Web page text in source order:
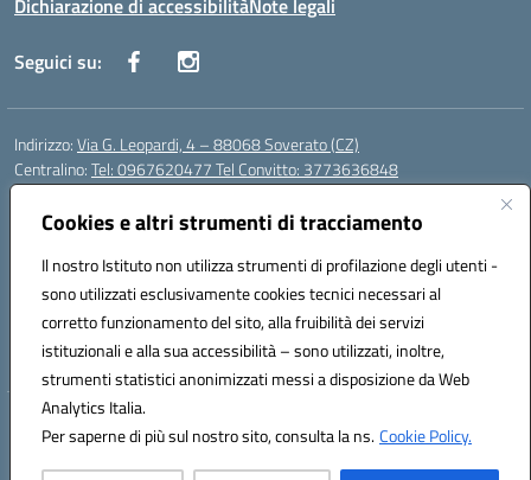
Cookies e altri strumenti di tracciamento
Il nostro Istituto non utilizza strumenti di profilazione degli utenti -
sono utilizzati esclusivamente cookies tecnici necessari al
corretto funzionamento del sito, alla fruibilità dei servizi
istituzionali e alla sua accessibilità – sono utilizzati, inoltre,
strumenti statistici anonimizzati messi a disposizione da Web
Analytics Italia.
Per saperne di più sul nostro sito, consulta la ns.Cookie Policy.
Dichiarazione di accessibilitàNote legali
Seguici su:
Indirizzo:Via G. Leopardi, 4 – 88068 Soverato (CZ)
Centralino:Tel: 0967620477 Tel Convitto: 3773636848
Email:
Posta elettronica certificata (PEC):czrh04000q@pec.istruzione.it
Codice fiscale: 84000690796
Codice meccanografico:CZRH04000Q
Codice Indice delle Pubbliche Amministrazioni (IPA): istsc_czrh04000q
Codice unico di fatturazione (CUF): UF9M13
Hosting & Powered by 3D Solution S.r.l.
Concept & Design by Designers Italia